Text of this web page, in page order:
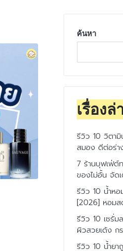
ค้นหา
เรื่องล่
รีวิว 10 วิตา
สมอง ดีต่อร่า
7 ร้านบุฟเฟ่ต์
ของไม่อั้น จัด
รีวิว 10 น้ำหอ
[2026] หอมส
รีวิว 10 เซรั่
ผิวสวยเด้ง ก
รีวิว 10 น้ำย